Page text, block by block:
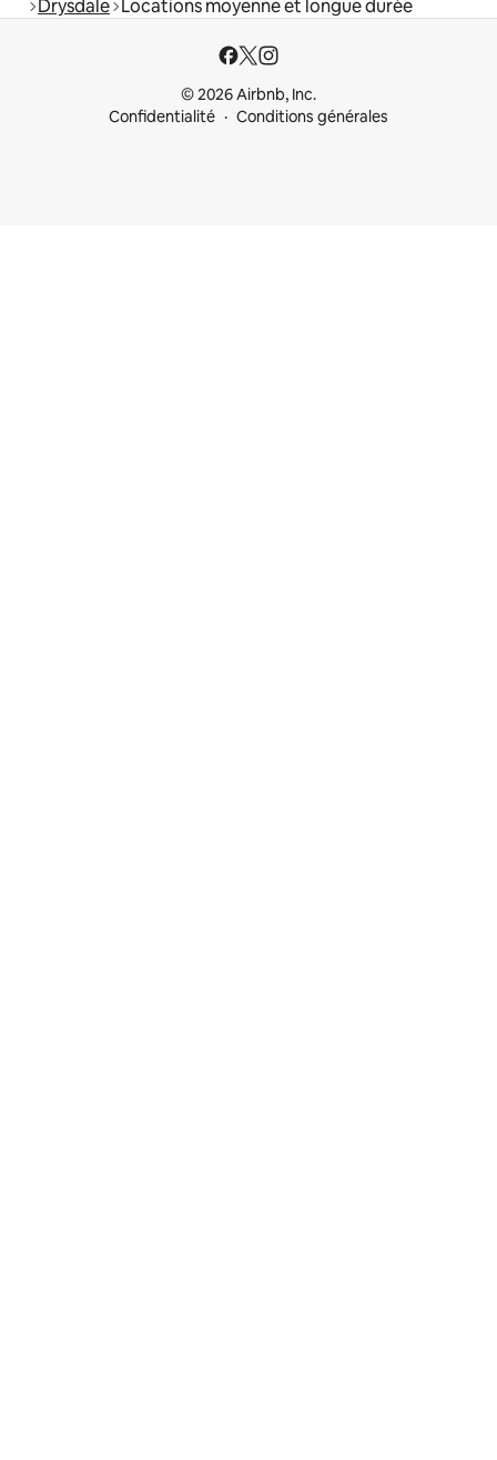
Drysdale Locations moyenne et longue durée
© 2026 Airbnb, Inc.
Confidentialité
Conditions générales